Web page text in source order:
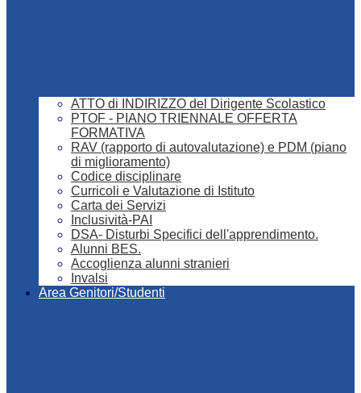
ATTO di INDIRIZZO del Dirigente Scolastico
PTOF - PIANO TRIENNALE OFFERTA
FORMATIVA
RAV (rapporto di autovalutazione) e PDM (piano
di miglioramento)
Codice disciplinare
Curricoli e Valutazione di Istituto
Carta dei Servizi
Inclusività-PAI
DSA- Disturbi Specifici dell'apprendimento.
Alunni BES.
Accoglienza alunni stranieri
Invalsi
Area Genitori/Studenti